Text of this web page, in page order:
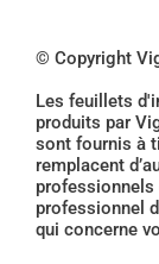
© Copyright
Les feuillets
produits par
sont fournis à
remplacent
professionnel
qui concerne